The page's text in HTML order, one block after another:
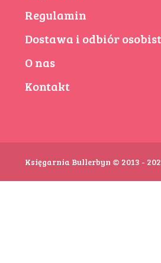
Regulamin
Dostawa i odbiór
O nas
Kontakt
Księgarnia Bullerbyn © 2013 -